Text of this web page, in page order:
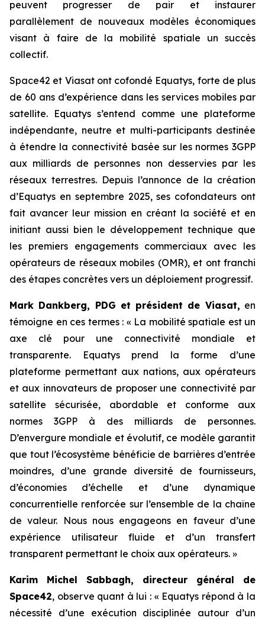
peuvent progresser de pair et instaurer
parallèlement de nouveaux modèles économiques
visant à faire de la mobilité spatiale un succès
collectif.
Space42 et Viasat ont cofondé Equatys, forte de plus
de 60 ans d’expérience dans les services mobiles par
satellite. Equatys s’entend comme une plateforme
indépendante, neutre et multi-participants destinée
à étendre la connectivité basée sur les normes 3GPP
aux milliards de personnes non desservies par les
réseaux terrestres. Depuis l’annonce de la création
d’Equatys en septembre 2025, ses cofondateurs ont
fait avancer leur mission en créant la société et en
initiant aussi bien le développement technique que
les premiers engagements commerciaux avec les
opérateurs de réseaux mobiles (OMR), et ont franchi
des étapes concrètes vers un déploiement progressif.
Mark Dankberg, PDG et président de Viasat, en
témoigne en ces termes : « La mobilité spatiale est un
axe clé pour une connectivité mondiale et
transparente. Equatys prend la forme d’une
plateforme permettant aux nations, aux opérateurs
et aux innovateurs de proposer une connectivité par
satellite sécurisée, abordable et conforme aux
normes 3GPP à des milliards de personnes.
D’envergure mondiale et évolutif, ce modèle garantit
que tout l’écosystème bénéficie de barrières d’entrée
moindres, d’une grande diversité de fournisseurs,
d’économies d’échelle et d’une dynamique
concurrentielle renforcée sur l’ensemble de la chaîne
de valeur. Nous nous engageons en faveur d’une
expérience utilisateur fluide et d’un transfert
transparent permettant le choix aux opérateurs. »
Karim Michel Sabbagh, directeur général de
Space42, observe quant à lui : « Equatys répond à la
nécessité d’une exécution disciplinée autour d’un